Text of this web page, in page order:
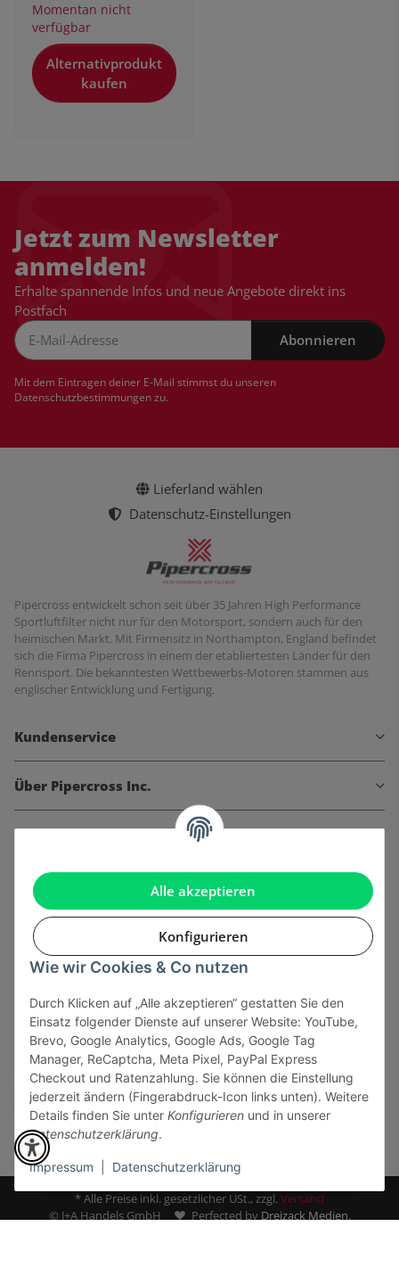
Alle akzeptieren
Konfigurieren
Wie wir Cookies & Co nutzen
Durch Klicken auf „Alle akzeptieren“ gestatten Sie den
Einsatz folgender Dienste auf unserer Website: YouTube,
Brevo, Google Analytics, Google Ads, Google Tag
Manager, ReCaptcha, Meta Pixel, PayPal Express
Checkout und Ratenzahlung. Sie können die Einstellung
jederzeit ändern (Fingerabdruck-Icon links unten). Weitere
Details finden Sie unter Konfigurieren und in unserer
Datenschutzerklärung.
Impressum Datenschutzerklärung
Momentan nicht
verfügbar
Alternativprodukt
kaufen
Jetzt zum Newsletter
anmelden!
Erhalte spannende Infos und neue Angebote direkt ins
Postfach
Abonnieren
Mit dem Eintragen deiner E-Mail stimmst du unseren
Datenschutzbestimmungenzu.
Lieferland wählen
Datenschutz-Einstellungen
Pipercross entwickelt schon seit über 35 Jahren High Performance
Sportluftfilter nicht nur für den Motorsport, sondern auch für den
heimischen Markt. Mit Firmensitz in Northampton, England befindet
sich die Firma Pipercross in einem der etabliertesten Länder für den
Rennsport. Die bekanntesten Wettbewerbs-Motoren stammen aus
englischer Entwicklung und Fertigung.
Kundenservice
Über Pipercross Inc.
Informationen
Gesetzliche Informationen
Sicher bezahlen via:
* Alle Preise inkl. gesetzlicher USt., zzgl.Versand
© J+A Handels GmbH
Perfected by Dreizack Medien.